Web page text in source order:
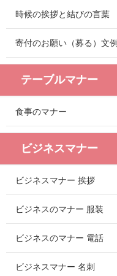
時候の挨拶と結びの言葉
寄付のお願い（募る）文例
テーブルマナー
食事のマナー
ビジネスマナー
ビジネスマナー 挨拶
ビジネスのマナー 服装
ビジネスのマナー 電話
ビジネスマナー 名刺